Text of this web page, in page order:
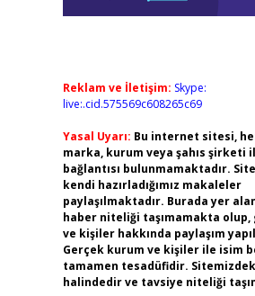
Reklam ve İletişim: Skype:
live:.cid.575569c608265c69
Yasal Uyarı: Bu internet sitesi,
marka, kurum veya şahıs şirketi
bağlantısı bulunmamaktadır.
kendi hazırladığımız makaleler
paylaşılmaktadır. Burada yer
haber niteliği taşımamakta
ve kişiler hakkında paylaşım
Gerçek kurum ve kişiler ile isim
tamamen tesadüfidir.
halindedir ve tavsiye niteliği